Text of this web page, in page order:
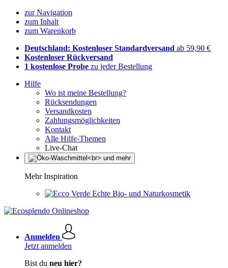
zur Navigation
zum Inhalt
zum Warenkorb
Deutschland: Kostenloser Standardversand ab 59,90 €
Kostenloser Rückversand
1 kostenlose Probe zu jeder Bestellung
Hilfe
Wo ist meine Bestellung?
Rücksendungen
Versandkosten
Zahlungsmöglichkeiten
Kontakt
Alle Hilfe-Themen
Live-Chat
Mehr Inspiration
Echte Bio- und Naturkosmetik
Anmelden
Jetzt anmelden
Bist du neu hier?